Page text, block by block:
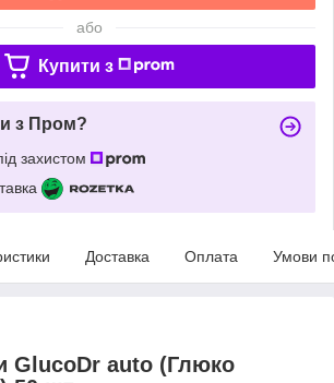
або
Купити з
з Пром?
захистом
Доставка Оплата Умови
GlucoDr auto (Глюко